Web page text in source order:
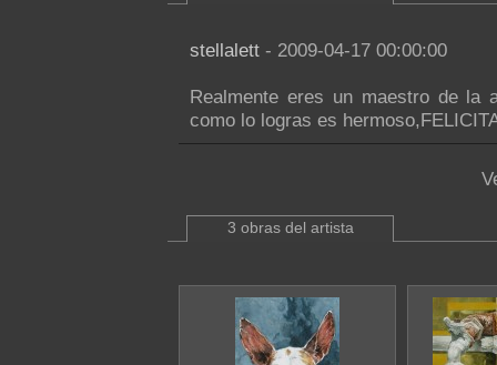
stellalett - 2009-04-17 00:00:00
Realmente eres un maestro de la
como lo logras es
3 obras del artista